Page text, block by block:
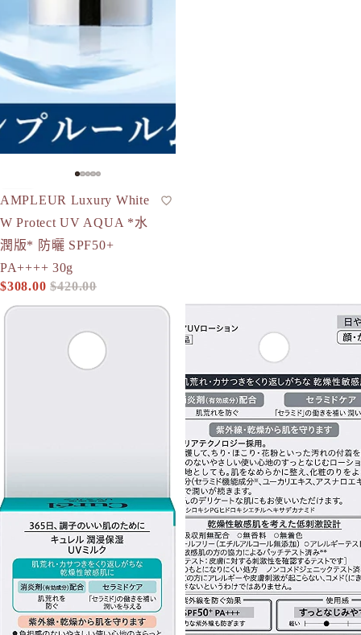
-27%
防曬
現貨
AMPLEUR Luxury White
W Protect UV AQUA *水
潤版* 防曬 SPF50+
PA++++ 30g
促銷價
$308.00 定價
$420.00
Curel 輕透清爽防曬乳液SPF30 PA+++ 30mLCurel 輕透清爽防曬身體乳